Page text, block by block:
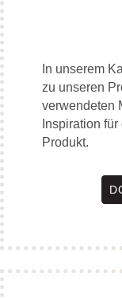
In unserem
zu unseren
verwendeten
Inspiration
Produkt.